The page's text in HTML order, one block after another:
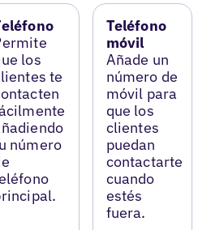
los
te
número
Teléfono
móvil
Añade un
número de
móvil para
que los
clientes
puedan
contactarte
cuando
estés
fuera.